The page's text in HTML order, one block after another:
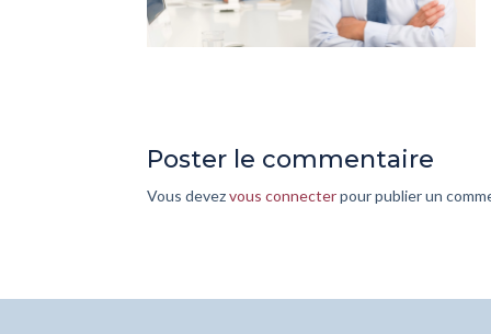
Poster le commentaire
Vous devezvous connecterpour publier un